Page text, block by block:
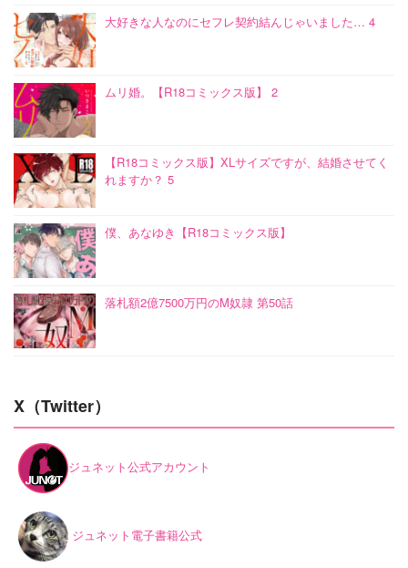
大好きな人なのにセフレ契約結んじゃいました… 4
ムリ婚。【R18コミックス版】 2
【R18コミックス版】XLサイズですが、結婚させてく
れますか？ 5
僕、あなゆき【R18コミックス版】
落札額2億7500万円のM奴隷 第50話
X（Twitter）
ジュネット公式アカウント
ジュネット電子書籍公式